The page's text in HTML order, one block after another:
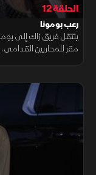
الحلقة 12
رعب بومونا
ينتقل فريق زاك إلى
مقر للمحاربين